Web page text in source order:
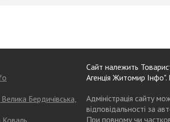
Бердичівська,
Коваль
Сайт належить
Агенція Житомир
Адміністрація сайту
відповідальності за
При повному чи